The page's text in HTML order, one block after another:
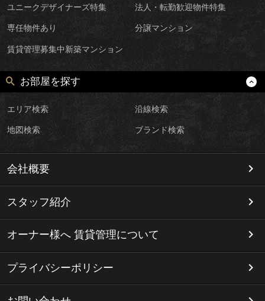
ユニークデザイナーズ特集 法人・転勤歓迎物件特集
専任物件あり 分譲マンション
賃貸管理募集中新築マンション
お部屋を探す
エリア検索 沿線検索
地図検索 ブランド検索
会社概要
スタッフ紹介
オーナー様へ 賃貸管理について
プライバシーポリシー